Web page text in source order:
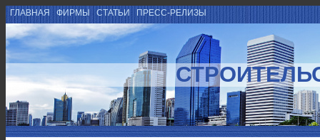
ГЛАВНАЯ ФИРМЫ СТАТЬИ ПРЕСС-РЕЛИЗЫ